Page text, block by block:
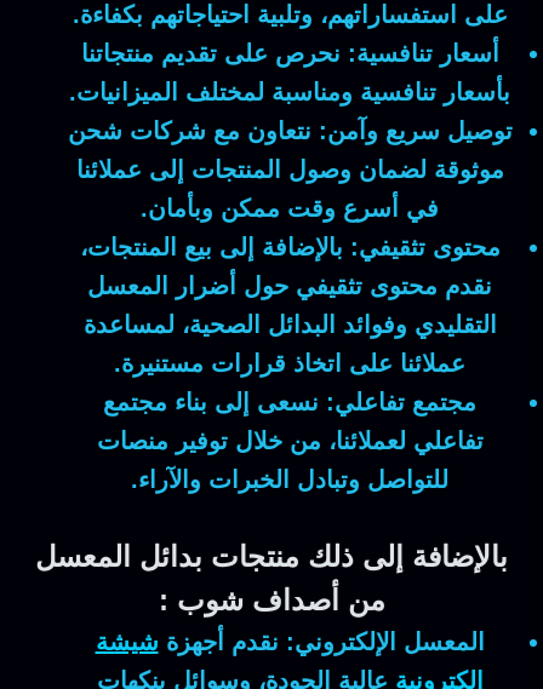
على استفساراتهم، وتلبية احتياجاتهم بكفاءة.
أسعار تنافسية: نحرص على تقديم منتجاتنا
بأسعار تنافسية ومناسبة لمختلف الميزانيات.
توصيل سريع وآمن: نتعاون مع شركات شحن
موثوقة لضمان وصول المنتجات إلى عملائنا
في أسرع وقت ممكن وبأمان.
محتوى تثقيفي: بالإضافة إلى بيع المنتجات،
نقدم محتوى تثقيفي حول أضرار المعسل
التقليدي وفوائد البدائل الصحية، لمساعدة
عملائنا على اتخاذ قرارات مستنيرة.
مجتمع تفاعلي: نسعى إلى بناء مجتمع
تفاعلي لعملائنا، من خلال توفير منصات
للتواصل وتبادل الخبرات والآراء.
بالإضافة إلى ذلك منتجات بدائل المعسل
من أصداف شوب :
المعسل الإلكتروني: نقدم أجهزة شيشة
إلكترونية عالية الجودة، وسوائل بنكهات